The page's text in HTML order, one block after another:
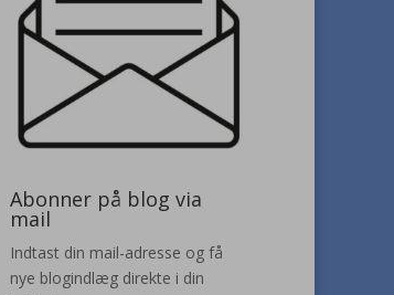
Abonner på blog via
mail
Indtast din mail-adresse og få
nye blogindlæg direkte i din